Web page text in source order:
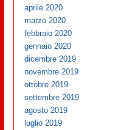
aprile 2020
marzo 2020
febbraio 2020
gennaio 2020
dicembre 2019
novembre 2019
ottobre 2019
settembre 2019
agosto 2019
luglio 2019